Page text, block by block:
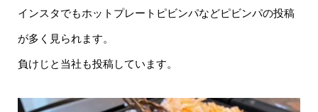
インスタでもホットプレートピビンパなどピビンパの投稿
が多く見られます。
負けじと当社も投稿しています。